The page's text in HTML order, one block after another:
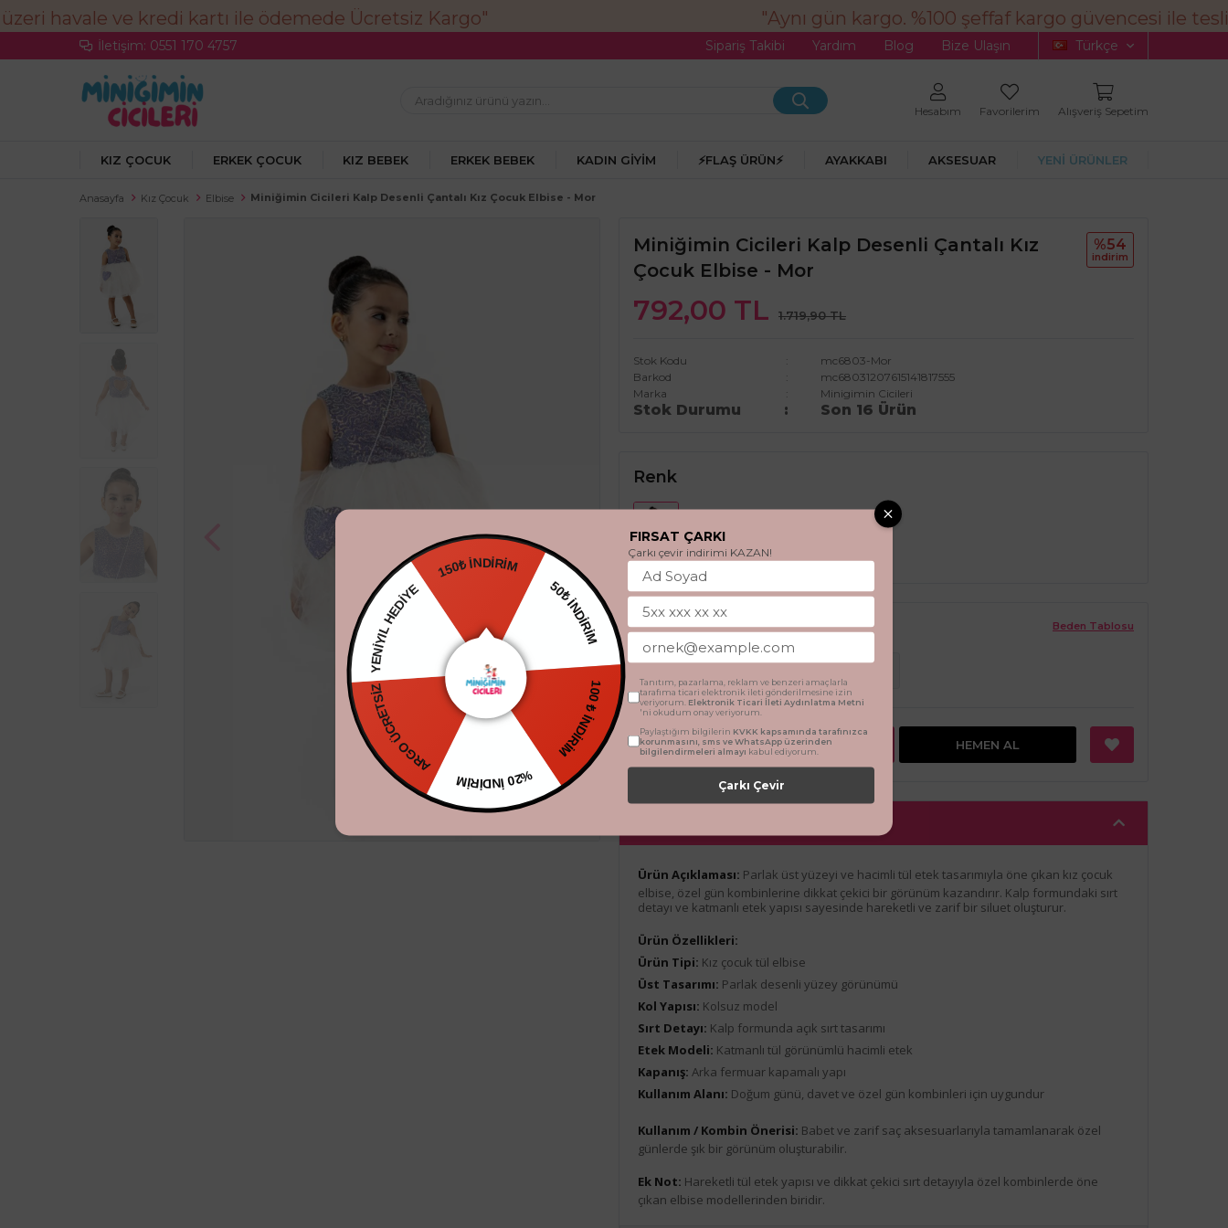
"Aynı gün kargo. %100 şeffaf kargo güvencesi ile
İletişim: 0551 170 4757 Sipariş Takibi Yardım Blog Bize Ulaşın Türkçe
Hesabım Favorilerim Alışveriş Sepetim
KIZ ÇOCUK ERKEK ÇOCUK KIZ BEBEK ERKEK BEBEK KADIN GIYIM ⚡FLAŞ ÜRÜN⚡ AYAKKABI AKSESUAR YENİ ÜRÜNLER
Anasayfa Kız Çocuk Elbise Miniğimin Cicileri Kalp Desenli Çantalı Kız Çocuk Elbise - Mor
Miniğimin Cicileri Kalp Desenli Çantalı Kız
Çocuk Elbise - Mor
792,00 TL 1.719,90 TL
%54
i̇ndi̇ri̇m
Stok Kodu
mc6803-Mor
Barkod
mc68031207615141817555
Marka
Minigimin Cicileri
Stok Durumu Son 16 Ürün
Renk
Beden Tablosu
Beden
SEPETE EKLE HEMEN AL
Ürün Açıklaması: Parlak üst yüzeyi ve hacimli tül etek tasarımıyla öne çıkan kız çocuk
elbise, özel gün kombinlerine dikkat çekici bir görünüm kazandırır. Kalp formundaki sırt
detayı ve katmanlı etek yapısı sayesinde hareketli ve zarif bir siluet oluşturur.
Ürün Özellikleri:
Ürün Tipi: Kız çocuk tül elbise
Üst Tasarımı: Parlak desenli yüzey görünümü
Kol Yapısı: Kolsuz model
Sırt Detayı: Kalp formunda açık sırt tasarımı
Etek Modeli: Katmanlı tül görünümlü hacimli etek
Kapanış: Arka fermuar kapamalı yapı
Kullanım Alanı: Doğum günü, davet ve özel gün kombinleri için uygundur
Kullanım / Kombin Önerisi: Babet ve zarif saç aksesuarlarıyla tamamlanarak özel
günlerde şık bir görünüm oluşturabilir.
Ek Not: Hareketli tül etek yapısı ve dikkat çekici sırt detayıyla özel kombinlerde öne
çıkan elbise modellerinden biridir.
150₺ İNDİRİM
50₺ İNDİRİM
100 ₺ İNDİRİM
%20 İNDİRİM
KARGO ÜCRETSİZ
YENİYIL HEDİYE
FIRSAT ÇARKI
Çarkı çevir indirimi KAZAN!
Tanıtım, pazarlama, reklam ve benzeri amaçlarla
tarafıma ticari elektronik ileti gönderilmesine izin
veriyorum. Elektronik Ticari İleti Aydınlatma Metni
'ni okudum onay veriyorum.
Paylaştığım bilgilerin KVKK kapsamında tarafınızca
korunmasını, sms ve WhatsApp üzerinden
bilgilendirmeleri almayı kabul ediyorum.
Çarkı Çevir